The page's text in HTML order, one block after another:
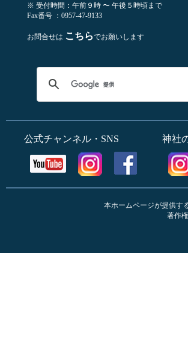
※ 受付時間：午前９時 〜 午後５時頃まで
Fax番号 ：0957-47-9133
お問合せは こちらでお願いします
公式チャンネル・SNS 神社
本ホームページが提供す
著作